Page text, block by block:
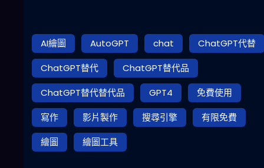
AI繪圖 AutoGPT chat
ChatGPT代替
ChatGPT替代
ChatGPT替代品
ChatGPT替代替代品
GPT4
免費使用
寫作
影片製作 搜尋引擎
有限免費
繪圖
繪圖工具